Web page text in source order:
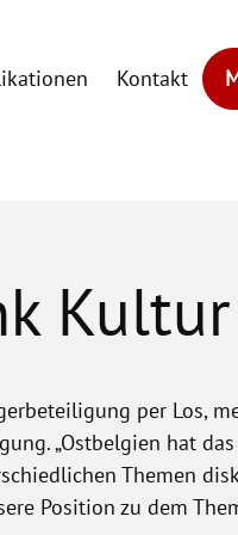
Kontakt
Kultur
per Los,
„Ostbelgien hat
Themen
Position zu dem